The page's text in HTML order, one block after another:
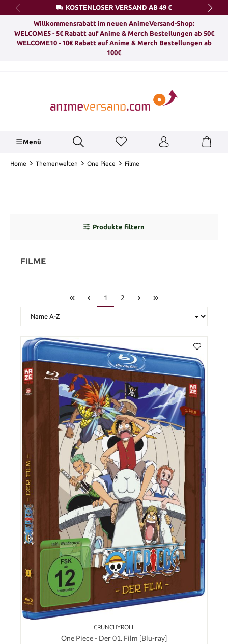
springen KOSTENLOSER VERSAND AB 49 €
Willkommensrabatt im neuen AnimeVersand-Shop:
WELCOME5 - 5€ Rabatt auf Anime & Merch Bestellungen ab 50€
WELCOME10 - 10€ Rabatt auf Anime & Merch Bestellungen ab
100€
Menü
Home Themenwelten One Piece Filme
Produkte filtern
FILME
1 2
CRUNCHYROLL
One Piece - Der 01. Film [Blu-ray]